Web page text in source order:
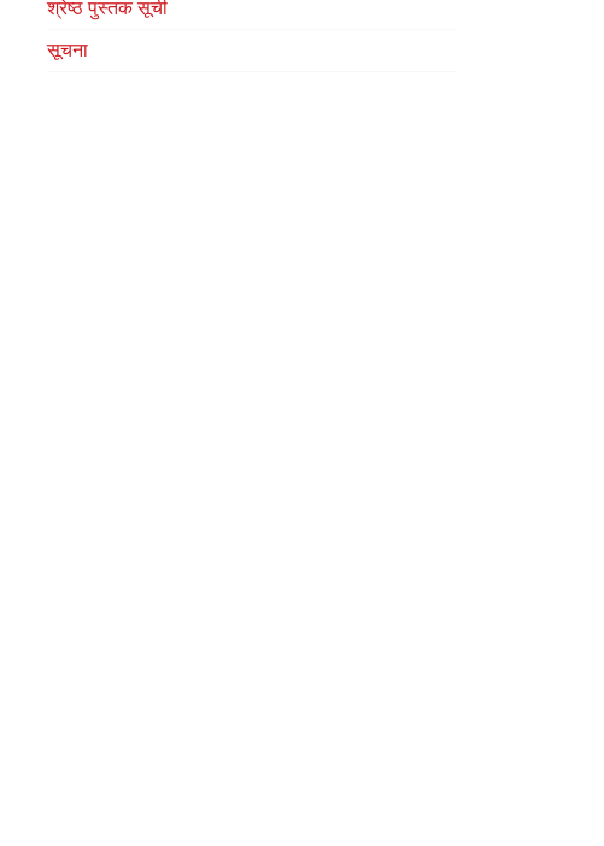
श्रेष्ठ पुस्तक सूची
सूचना